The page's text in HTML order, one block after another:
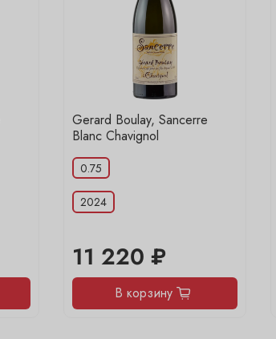
Gerard Boulay, Sancerre
Blanc Chavignol
0.75
2024
11 220 ₽
В корзину